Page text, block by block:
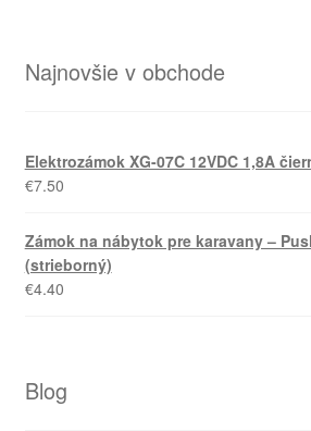
Najnovšie v obchode
Elektrozámok XG-07C 12VDC 1,8A
€7.50
Zámok na nábytok pre karavany –
(strieborný)
€4.40
Blog